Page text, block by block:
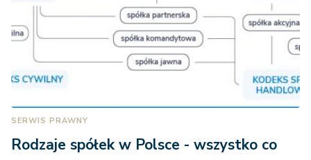
SERWIS PRAWNY
Rodzaje spółek w Polsce - wszystko co